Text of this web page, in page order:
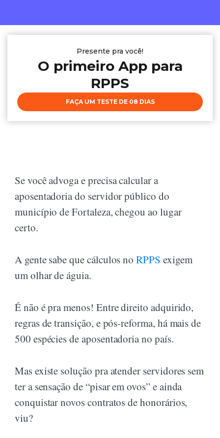
Presente pra você!
O primeiro App para
RPPS
FAÇA UM TESTE DE 08 DIAS
Se você advoga e precisa calcular a
aposentadoria do servidor público do
município de Fortaleza, chegou ao lugar
certo.
A gente sabe que cálculos noRPPS exigem
um olhar de águia.
É não é pra menos! Entre direito adquirido,
regras de transição, e pós-reforma, há mais de
500 espécies de aposentadoria no país.
Mas existe solução pra atender servidores sem
ter a sensação de “pisar em ovos” e ainda
conquistar novos contratos de honorários,
viu?